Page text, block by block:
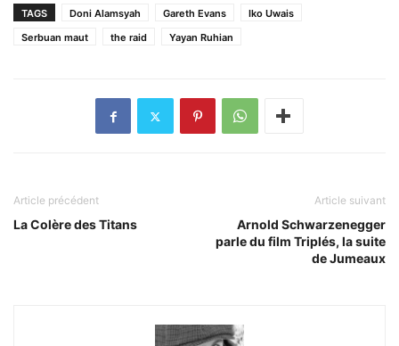
TAGS Doni Alamsyah Gareth Evans
Iko Uwais
Serbuan maut
the raid Yayan Ruhian
Article précédent
La Colère des Titans
Article suivant
Arnold Schwarzenegger
parle du film Triplés, la suite
de Jumeaux